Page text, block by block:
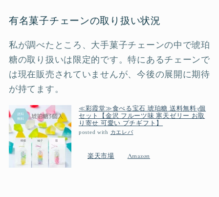
有名菓子チェーンの取り扱い状況
私が調べたところ、大手菓子チェーンの中で琥珀
糖の取り扱いは限定的です。特にあるチェーンで
は現在販売されていませんが、今後の展開に期待
が持てます。
≪彩霞堂≫食べる宝石 琥珀糖 送料無料3個
セット【金沢 フルーツ味 寒天ゼリー お取
り寄せ 可愛い プチギフト】
posted with カエレバ
楽天市場 Amazon